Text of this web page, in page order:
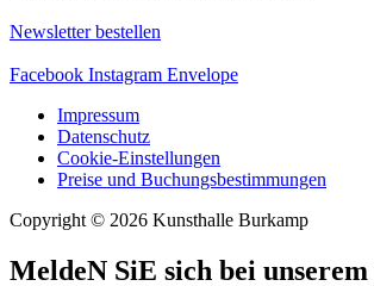
Newsletter bestellen
Facebook Instagram Envelope
Impressum
Datenschutz
Cookie-Einstellungen
Preise und Buchungsbestimmungen
Copyright © 2026 Kunsthalle Burkamp
MeldeN SiE sich bei